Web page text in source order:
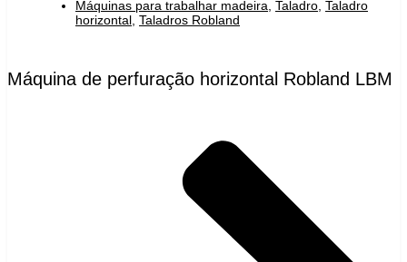
Máquinas para trabalhar madeira Taladro Taladro
horizontal Taladros Robland
Máquina de perfuração horizontal Robland LBM